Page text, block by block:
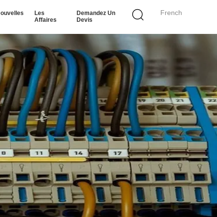
French
Les
Affaires
Demandez Un
Devis